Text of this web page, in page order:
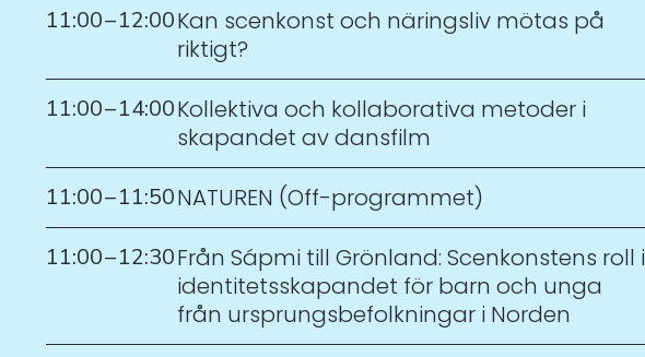
11:00–12:00Kan scenkonst och näringsliv mötas på
riktigt?
11:00–14:00Kollektiva och kollaborativa metoder i
skapandet av dansfilm
11:00–11:50NATUREN (Off-programmet)
11:00–12:30Från Sápmi till Grönland: Scenkonstens roll i
identitetsskapandet för barn och unga
från ursprungsbefolkningar i Norden